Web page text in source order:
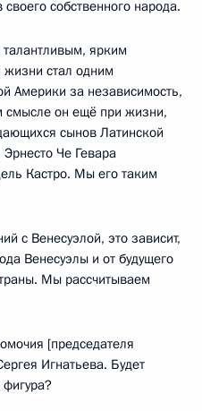
собственного народа.
ярким
стал одним
Америки за независимость,
смысле он ещё при жизни,
сынов Латинской
Че Гевара
Кастро. Мы его таким
с Венесуэлой, это зависит,
Венесуэлы и от будущего
Мы рассчитываем
[председателя
Игнатьева. Будет